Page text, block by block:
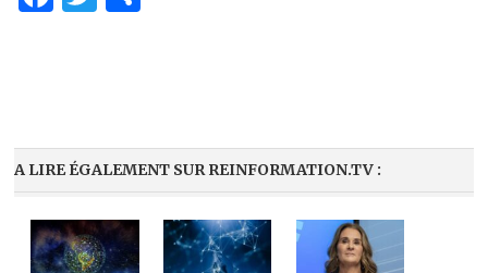
A LIRE ÉGALEMENT SUR REINFORMATION.TV :